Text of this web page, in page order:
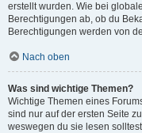
erstellt wurden. Wie bei
Berechtigungen ab, ob du
Berechtigungen werden von
Nach oben
Was sind wichtige Themen?
Wichtige Themen eines
sind nur auf der ersten Seite
weswegen du sie lesen